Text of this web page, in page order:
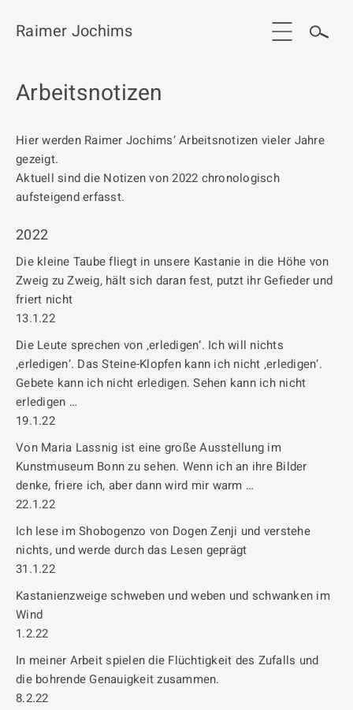
Start
Werkgruppen / Work groups
Ausstellungen
Vita
Publikationen
Kontakt
Raimer Jochims
Arbeitsnotizen
Hier werden Raimer Jochims‘ Arbeitsnotizen vieler Jahre
gezeigt.
Aktuell sind die Notizen von 2022 chronologisch
aufsteigend erfasst.
2022
Die kleine Taube fliegt in unsere Kastanie in die Höhe von
Zweig zu Zweig, hält sich daran fest, putzt ihr Gefieder und
friert nicht
13.1.22
Die Leute sprechen von ‚erledigen‘. Ich will nichts
‚erledigen‘. Das Steine-Klopfen kann ich nicht ‚erledigen‘.
Gebete kann ich nicht erledigen. Sehen kann ich nicht
erledigen …
19.1.22
Von Maria Lassnig ist eine große Ausstellung im
Kunstmuseum Bonn zu sehen. Wenn ich an ihre Bilder
denke, friere ich, aber dann wird mir warm …
22.1.22
Ich lese im Shobogenzo von Dogen Zenji und verstehe
nichts, und werde durch das Lesen geprägt
31.1.22
Kastanienzweige schweben und weben und schwanken im
Wind
1.2.22
In meiner Arbeit spielen die Flüchtigkeit des Zufalls und
die bohrende Genauigkeit zusammen.
8.2.22